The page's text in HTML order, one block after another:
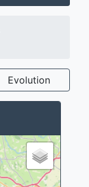
Evolution